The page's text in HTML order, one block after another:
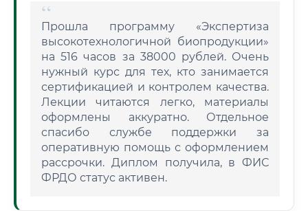
Прошла программу «Экспертиза
высокотехнологичной биопродукции»
на 516 часов за 38000 рублей. Очень
нужный курс для тех, кто занимается
сертификацией и контролем качества.
Лекции читаются легко, материалы
оформлены аккуратно. Отдельное
спасибо службе поддержки за
оперативную помощь с оформлением
рассрочки. Диплом получила, в ФИС
ФРДО статус активен.